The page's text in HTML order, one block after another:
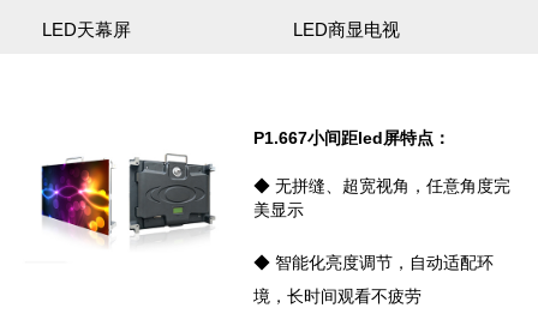
LED天幕屏 LED商显电视
P1.667小间距led屏特点：
◆ 无拼缝、超宽视角，任意角度完
美显示
◆ 智能化亮度调节，自动适配环
境，长时间观看不疲劳